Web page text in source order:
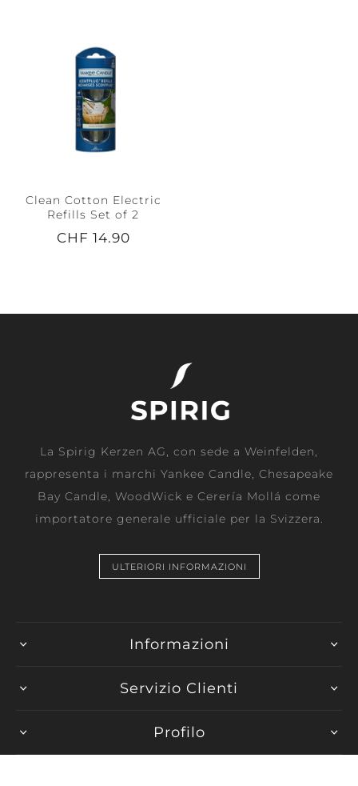
Clean Cotton Electric
Refills Set of 2
CHF 14.90
La Spirig Kerzen AG, con sede a Weinfelden,
rappresenta i marchi Yankee Candle, Chesapeake
Bay Candle, WoodWick e Cerería Mollá come
importatore generale ufficiale per la Svizzera.
ULTERIORI INFORMAZIONI
Informazioni
Servizio Clienti
Profilo